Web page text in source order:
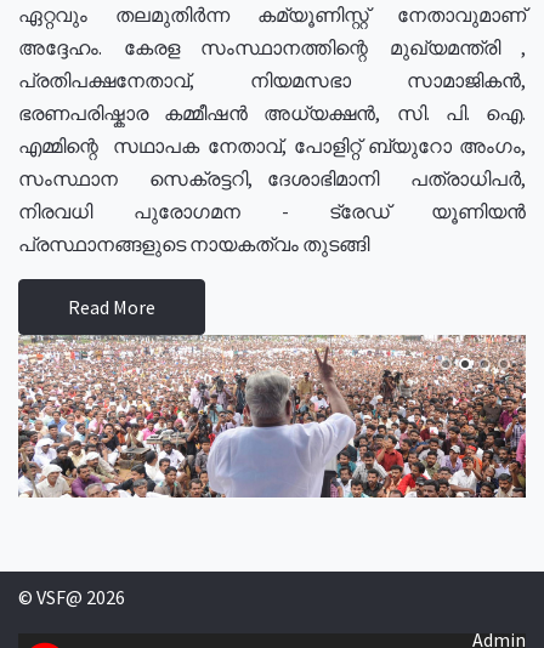
ഏറ്റവും തലമുതിർന്ന കമ്യൂണിസ്റ്റ് നേതാവുമാണ്
അദ്ദേഹം. കേരള സംസ്ഥാനത്തിന്റെ മുഖ്യമന്ത്രി ,
പ്രതിപക്ഷനേതാവ്, നിയമസഭാ സാമാജികൻ,
ഭരണപരിഷ്കാര കമ്മീഷൻ അധ്യക്ഷൻ, സി. പി. ഐ.
എമ്മിന്റെ സഥാപക നേതാവ്, പോളിറ്റ് ബ്യുറോ അംഗം,
സംസ്ഥാന സെക്രട്ടറി, ദേശാഭിമാനി പത്രാധിപർ,
നിരവധി പുരോഗമന - ട്രേഡ് യൂണിയൻ
പ്രസ്ഥാനങ്ങളുടെ നായകത്വം തുടങ്ങി
Read More
© VSF@ 2026
Admin